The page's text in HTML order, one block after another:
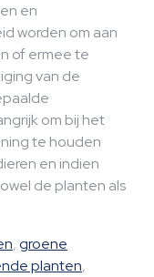
en
worden om aan
of ermee te
van de
om bij het
te houden
en indien
de planten als
,groene
planten,